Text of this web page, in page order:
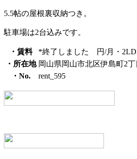
5.5帖の屋根裏収納つき。
駐車場は2台込みです。
・賃料
*終了しました 円/月・
・所在地 岡山県岡山市北区伊島町2丁
・No.
rent_595